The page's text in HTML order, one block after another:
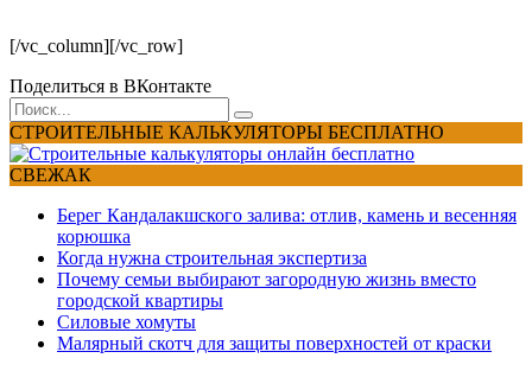
ОТПРАВИТЬ
[/vc_column][/vc_row]
Поделиться в ВКонтакте
Search
for:
СТРОИТЕЛЬНЫЕ КАЛЬКУЛЯТОРЫ БЕСПЛАТНО
СВЕЖАК
Берег Кандалакшского залива: отлив, камень и весенняя
корюшка
Когда нужна строительная экспертиза
Почему семьи выбирают загородную жизнь вместо
городской квартиры
Силовые хомуты
Малярный скотч для защиты поверхностей от краски